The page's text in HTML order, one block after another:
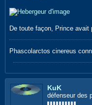
De toute façon, Prince
Phascolarctos cinereus
KuK
défenseur des